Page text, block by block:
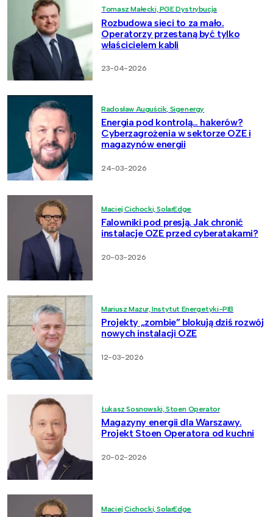
Tomasz Małecki, PGE Dystrybucja
Rozbudowa sieci to za mało.
Operatorzy przestaną być tylko
właścicielem kabli
23-04-2026
Radosław Auguścik, Sigenergy
Energia pod kontrolą… hakerów?
Cyberzagrożenia w sektorze OZE i
magazynów energii
24-03-2026
Maciej Cichocki, SolarEdge
Falowniki pod presją. Jak chronić
instalacje OZE przed cyberatakami?
20-03-2026
Mariusz Mazur, Instytut Energetyki-PIB
Projekty „zombie” blokują dziś rozwój
nowych instalacji OZE
12-03-2026
Łukasz Sosnowski, Stoen Operator
Magazyny energii dla Warszawy.
Projekt Stoen Operatora od kuchni
20-02-2026
Maciej Cichocki, SolarEdge